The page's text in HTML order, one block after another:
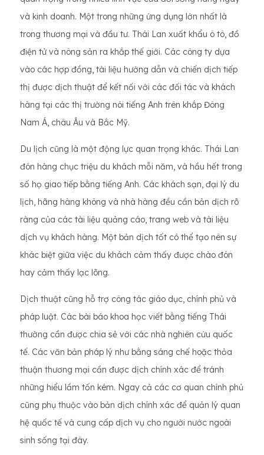
và kinh doanh. Một trong những ứng dụng lớn nhất là
trong thương mại và đầu tư. Thái Lan xuất khẩu ô tô, đồ
điện tử và nông sản ra khắp thế giới. Các công ty dựa
vào các hợp đồng, tài liệu hướng dẫn và chiến dịch tiếp
thị được dịch thuật để kết nối với các đối tác và khách
hàng tại các thị trường nói tiếng Anh trên khắp Đông
Nam Á, châu Âu và Bắc Mỹ.
Du lịch cũng là một động lực quan trọng khác. Thái Lan
đón hàng chục triệu du khách mỗi năm, và hầu hết trong
số họ giao tiếp bằng tiếng Anh. Các khách sạn, đại lý du
lịch, hãng hàng không và nhà hàng đều cần bản dịch rõ
ràng của các tài liệu quảng cáo, trang web và tài liệu
dịch vụ khách hàng. Một bản dịch tốt có thể tạo nên sự
khác biệt giữa việc du khách cảm thấy được chào đón
hay cảm thấy lạc lõng.
Dịch thuật cũng hỗ trợ công tác giáo dục, chính phủ và
pháp luật. Các bài báo khoa học viết bằng tiếng Thái
thường cần được chia sẻ với các nhà nghiên cứu quốc
tế. Các văn bản pháp lý như bằng sáng chế hoặc thỏa
thuận thương mại cần được dịch chính xác để tránh
những hiểu lầm tốn kém. Ngay cả các cơ quan chính phủ
cũng phụ thuộc vào bản dịch chính xác để quản lý quan
hệ quốc tế và cung cấp dịch vụ cho người nước ngoài
sinh sống tại đây.